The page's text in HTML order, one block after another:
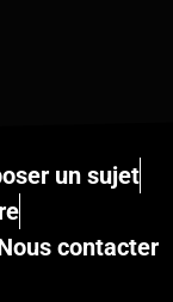
un sujet
contacter